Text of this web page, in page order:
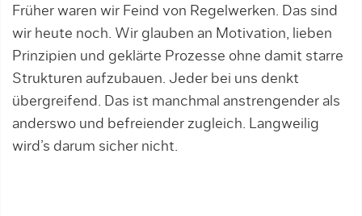
Früher waren wir Feind von Regelwerken. Das sind
wir heute noch. Wir glauben an Motivation, lieben
Prinzipien und geklärte Prozesse ohne damit starre
Strukturen aufzubauen. Jeder bei uns denkt
übergreifend. Das ist manchmal anstrengender als
anderswo und befreiender zugleich. Langweilig
wird’s darum sicher nicht.